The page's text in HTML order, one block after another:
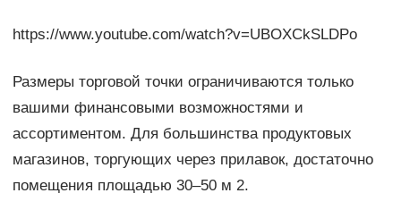
https://www.youtube.com/watch?v=UBOXCkSLDPo
Размеры торговой точки ограничиваются только
вашими финансовыми возможностями и
ассортиментом. Для большинства продуктовых
магазинов, торгующих через прилавок, достаточно
помещения площадью 30‒50 м 2.